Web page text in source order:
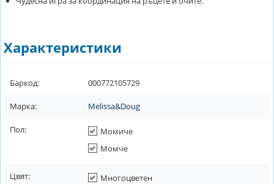
Характеристики
Баркод: 000772105729
Марка: Melissa&Doug
Пол:
Момиче
Момче
Цвят: Многоцветен